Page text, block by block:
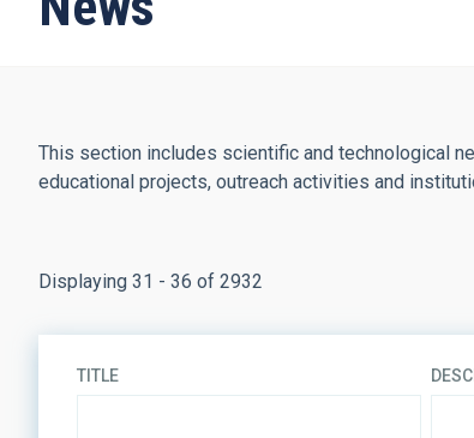
This section includes scientific and technological
educational projects, outreach activities and
Displaying 31 - 36 of 2932
TITLE